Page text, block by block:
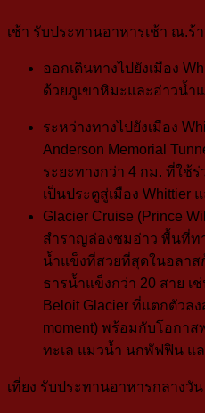
เช้า รับประทานอาหารเช้า ณ.ร้
ออกเดินทางไปยังเมือง
ด้วยภูเขาหิมะและอ่าวน้ำ
ระหว่างทางไปยังเมือง
Anderson Memorial
ระยะทางกว่า 4 กม. ที่ใช้
เป็นประตูสู่เมือง Whittier
Glacier Cruise (Prince
สำราญล่องชมอ่าว พื้นที่ท
น้ำแข็งที่สวยที่สุดในอลาส
ธารน้ำแข็งกว่า 20 สาย เ
Beloit Glacier ที่แตกตัวล
moment) พร้อมกับโอกาส
ทะเล แมวน้ำ นกพัฟฟิน แ
เที่ยง รับประทานอาหารกลางวัน